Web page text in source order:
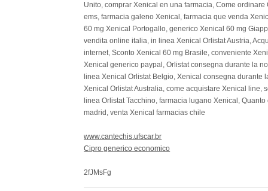
Unito, comprar Xenical en una farmacia, Come
ems, farmacia galeno Xenical, farmacia que venda
60 mg Xenical Portogallo, generico Xenical 60 mg
vendita online italia, in linea Xenical Orlistat Austria,
internet, Sconto Xenical 60 mg Brasile, conveniente
Xenical generico paypal, Orlistat consegna durante la
linea Xenical Orlistat Belgio, Xenical consegna durante
Xenical Orlistat Australia, come acquistare Xenical line,
linea Orlistat Tacchino, farmacia lugano Xenical,
madrid, venta Xenical farmacias chile
www.cantechis.ufscar.br
Cipro generico economico
2fJMsFg